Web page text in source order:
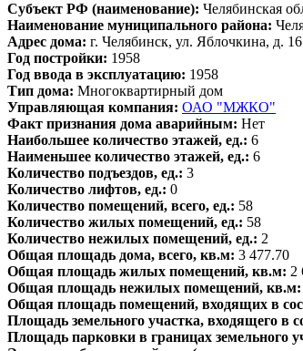
Субъект РФ (наименование): Челябинская
Наименование муниципального района:
Адрес дома: г. Челябинск, ул. Яблочкина, д. 16
Год постройки: 1958
Год ввода в эксплуатацию: 1958
Тип дома: Многоквартирный дом
Управляющая компания: ОАО "МЖКО"
Факт признания дома аварийным: Нет
Наибольшее количество этажей, ед.: 6
Наименьшее количество этажей, ед.: 6
Количество подъездов, ед.: 3
Количество лифтов, ед.: 0
Количество помещений, всего, ед.: 58
Количество жилых помещений, ед.: 58
Количество нежилых помещений, ед.: 2
Общая площадь дома, всего, кв.м: 3 477.70
Общая площадь жилых помещений, кв.м: 2
Общая площадь нежилых помещений, кв.м:
Общая площадь помещений, входящих в
Площадь земельного участка, входящего в
Площадь парковки в границах земельного